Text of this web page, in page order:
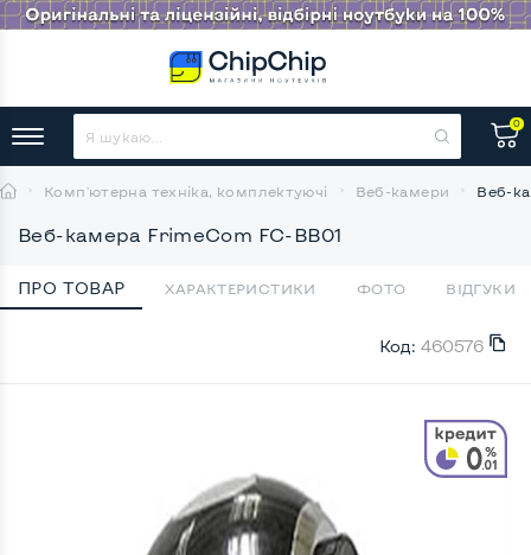
0
Комп'ютерна техніка, комплектуючі Веб-камери Веб-
Веб-камера FrimeCom FC-BB01
ПРО ТОВАР ХАРАКТЕРИСТИКИ ФОТО ВІДГУКИ
Код: 460576